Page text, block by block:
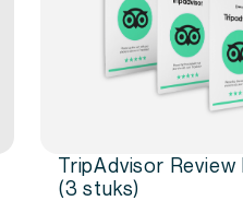
TripAdvisor Review
(3 stuks)